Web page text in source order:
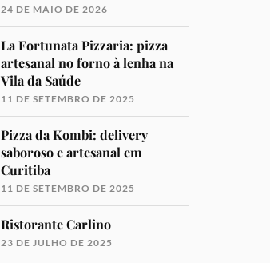
24 DE MAIO DE 2026
La Fortunata Pizzaria: pizza
artesanal no forno à lenha na
Vila da Saúde
11 DE SETEMBRO DE 2025
Pizza da Kombi: delivery
saboroso e artesanal em
Curitiba
11 DE SETEMBRO DE 2025
Ristorante Carlino
23 DE JULHO DE 2025